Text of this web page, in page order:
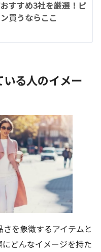
すすめ3社を厳選！ピ
買うならここ
る人のイメー
を象徴するアイテムと
どんなイメージを持た